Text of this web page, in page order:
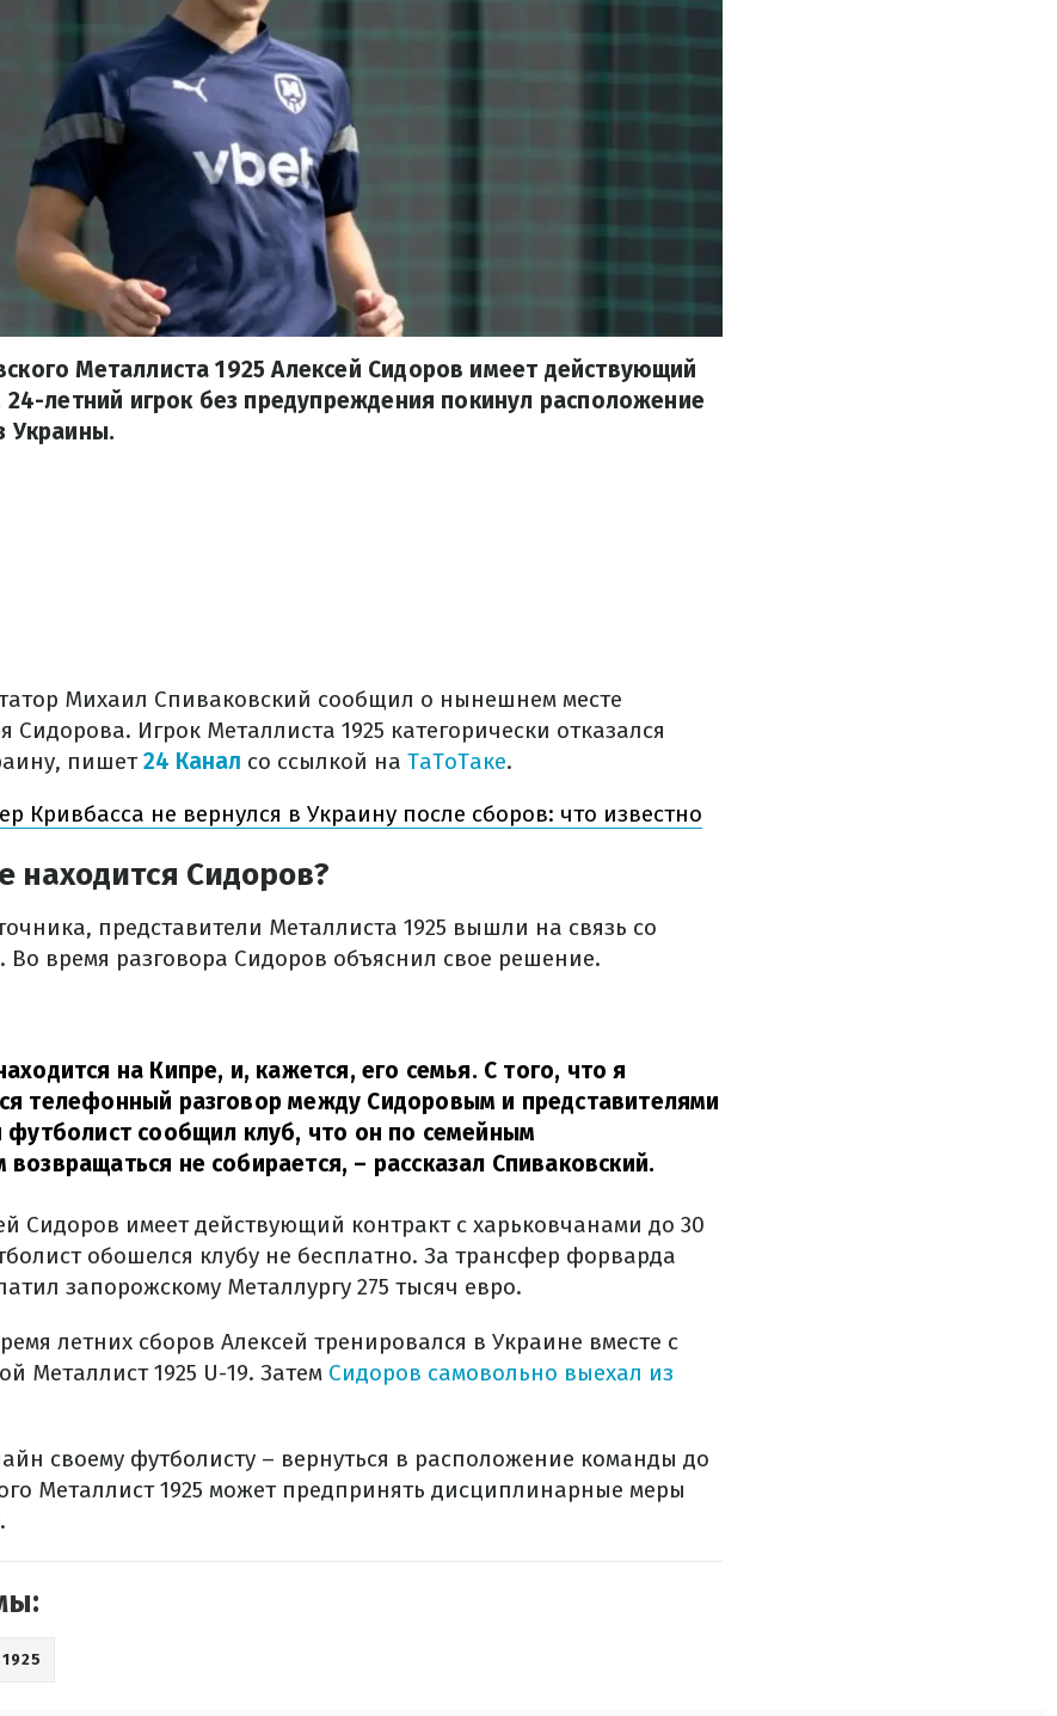
Металлиста 1925 Алексей Сидоров имеет действующий
24-летний игрок без предупреждения покинул расположение
Украины.
Михаил Спиваковский сообщил о нынешнем месте
Сидорова. Игрок Металлиста 1925 категорически отказался
пишет24 Канал со ссылкой на ТаТоТаке.
Кривбасса не вернулся в Украину после сборов: что известно
находится Сидоров?
представители Металлиста 1925 вышли на связь со
Во время разговора Сидоров объяснил свое решение.
на Кипре, и, кажется, его семья. С того, что я
телефонный разговор между Сидоровым и представителями
футболист сообщил клуб, что он по семейным
возвращаться не собирается, – рассказал Спиваковский.
Сидоров имеет действующий контракт с харьковчанами до 30
обошелся клубу не бесплатно. За трансфер форварда
запорожскому Металлургу 275 тысяч евро.
летних сборов Алексей тренировался в Украине вместе с
Металлист 1925 U-19. Затем Сидоров самовольно выехал из
своему футболисту – вернуться в расположение команды до
Металлист 1925 может предпринять дисциплинарные меры